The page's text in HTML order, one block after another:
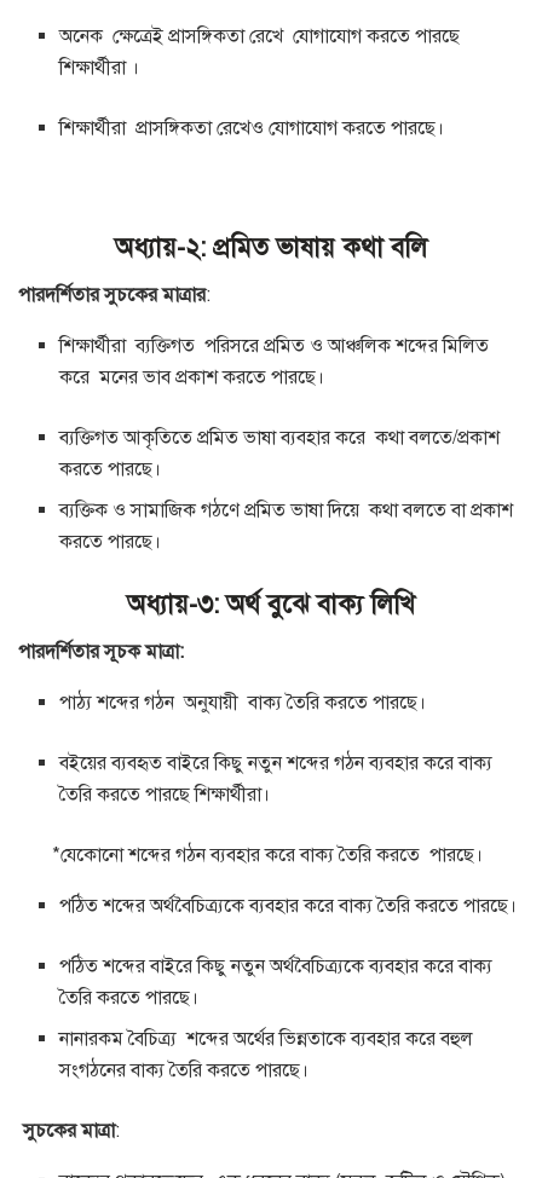
অনেক ক্ষেত্রেই প্রাসঙ্গিকতা রেখে যোগাযোগ করতে পারছে
শিক্ষার্থীরা ।
শিক্ষার্থীরা প্রাসঙ্গিকতা রেখেও যোগাযোগ করতে পারছে।
অধ্যায়-২: প্রমিত ভাষায় কথা বলি
পারদর্শিতার সুচকের মাত্রার:
শিক্ষার্থীরা ব্যক্তিগত পরিসরে প্রমিত ও আঞ্চলিক শব্দের মিলিত
করে মনের ভাব প্রকাশ করতে পারছে।
ব্যক্তিগত আকৃতিতে প্রমিত ভাষা ব্যবহার করে কথা বলতে/প্রকাশ
করতে পারছে।
ব্যক্তিক ও সামাজিক গঠণে প্রমিত ভাষা দিয়ে কথা বলতে বা প্রকাশ
করতে পারছে।
অধ্যায়-৩: অর্থ বুঝে বাক্য লিখি
পারদর্শিতার সূচক মাত্রা:
পাঠ্য শব্দের গঠন অনুযায়ী বাক্য তৈরি করতে পারছে।
বইয়ের ব্যবহৃত বাইরে কিছু নতুন শব্দের গঠন ব্যবহার করে বাক্য
তৈরি করতে পারছে শিক্ষার্থীরা।
*যেকোনো শব্দের গঠন ব্যবহার করে বাক্য তৈরি করতে পারছে।
পঠিত শব্দের অর্থবৈচিত্র্যকে ব্যবহার করে বাক্য তৈরি করতে পারছে।
পঠিত শব্দের বাইরে কিছু নতুন অর্থবৈচিত্র্যকে ব্যবহার করে বাক্য
তৈরি করতে পারছে।
নানারকম বৈচিত্র্য শব্দের অর্থের ভিন্নতাকে ব্যবহার করে বহুল
সংগঠনের বাক্য তৈরি করতে পারছে।
সুচকের মাত্রা: